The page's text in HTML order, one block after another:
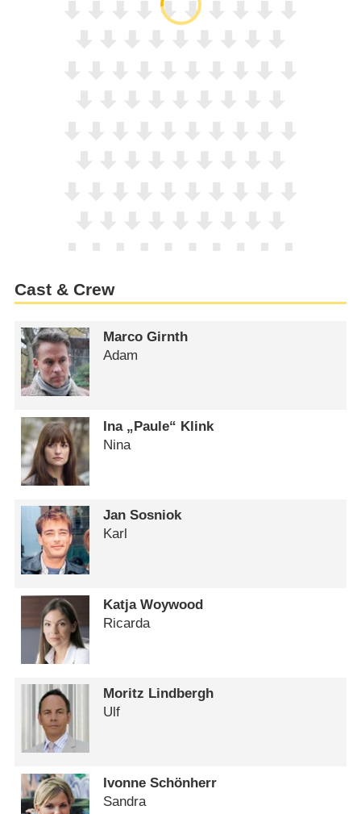
Cast & Crew
Marco Girnth
Adam
Ina „Paule“ Klink
Nina
Jan Sosniok
Karl
Katja Woywood
Ricarda
Moritz Lindbergh
Ulf
Ivonne Schönherr
Sandra